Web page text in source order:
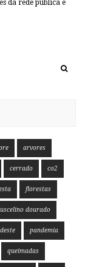
da rede pública e
arvores
cerrado co2
florestas
dourado
pandemia
queimadas